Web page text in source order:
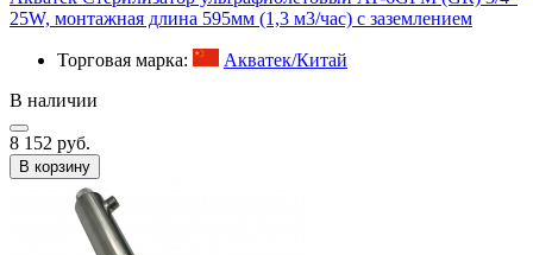
25W, монтажная длина 595мм (1,3 м3/час) с заземлением
Торговая марка:
Акватек/Китай
В наличии
8 152 руб.
В корзину